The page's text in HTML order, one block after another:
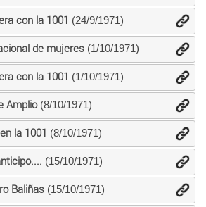
con la 1001 (24/9/1971)
de mujeres(1/10/1971)
con la 1001 (1/10/1971)
Amplio(8/10/1971)
la 1001 (8/10/1971)
(15/10/1971)
Baliñas(15/10/1971)